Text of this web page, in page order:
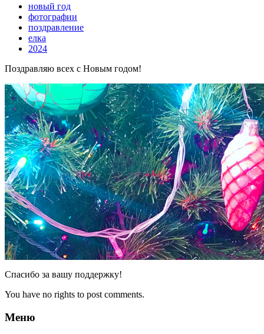
новый год
фотографии
поздравление
елка
2024
Поздравляю всех с Новым годом!
Спасибо за вашу поддержку!
You have no rights to post comments.
Меню